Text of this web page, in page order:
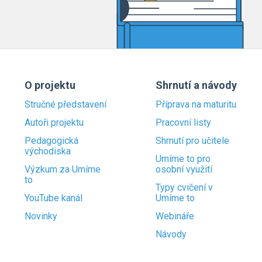
O projektu
Stručné představení
Autoři projektu
Pedagogická
východiska
Výzkum za Umíme
to
YouTube kanál
Novinky
Shrnutí a návody
Příprava na maturitu
Pracovní listy
Shrnutí pro učitele
Umíme to pro
osobní využití
Typy cvičení v
Umíme to
Webináře
Návody